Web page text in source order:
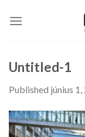
Untitled-1
Published június